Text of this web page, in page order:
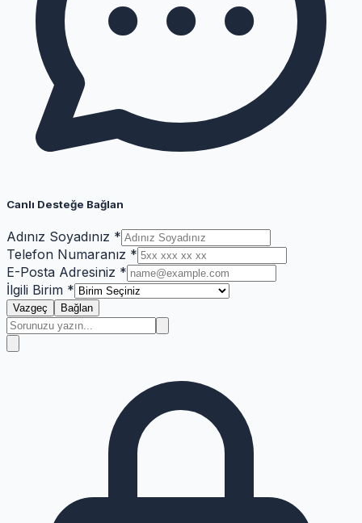
Canlı Desteğe Bağlan
Adınız Soyadınız *
Telefon Numaranız *
E-Posta Adresiniz *
İlgili Birim *
Vazgeç Bağlan